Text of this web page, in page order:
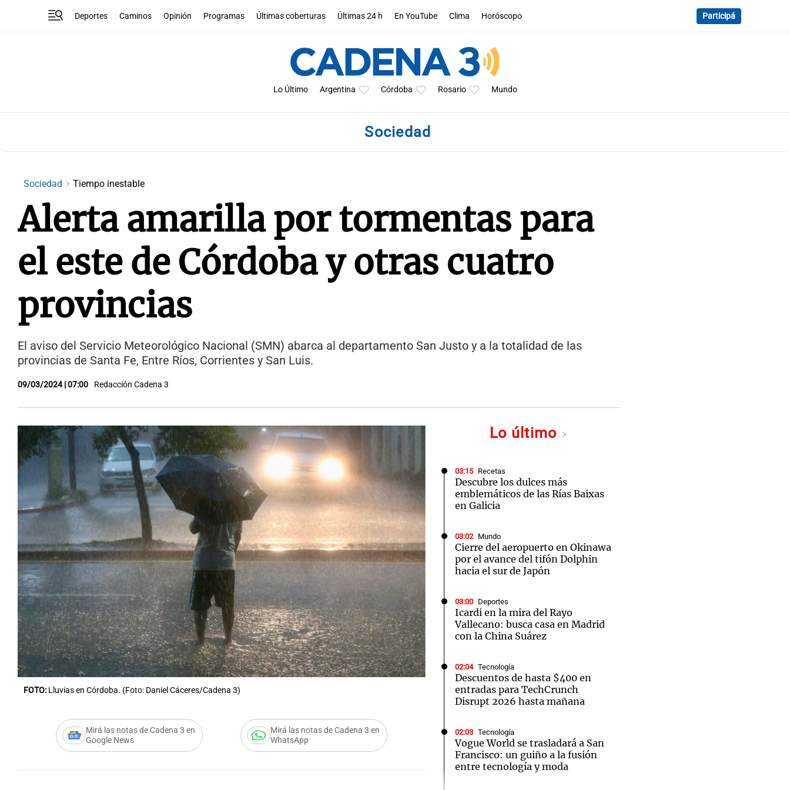
Deportes Caminos Opinión Programas Últimas coberturas Últimas 24 h En YouTube Clima Horóscopo Participá
Lo Último Argentina Córdoba Rosario Mundo
Sociedad
Sociedad Tiempo inestable
Alerta amarilla por tormentas para
el este de Córdoba y otras cuatro
provincias
El aviso del Servicio Meteorológico Nacional (SMN) abarca al departamento San Justo y a la totalidad de las
provincias de Santa Fe, Entre Ríos, Corrientes y San Luis.
09/03/2024 | 07:00 Redacción Cadena 3
FOTO: Lluvias en Córdoba. (Foto: Daniel Cáceres/Cadena 3)
Mirá las notas de Cadena 3 en
Google News
Mirá las notas de Cadena 3 en
WhatsApp
Lo último
03:15 Recetas
Descubre los dulces más
emblemáticos de las Rías Baixas
en Galicia
03:02 Mundo
Cierre del aeropuerto en Okinawa
por el avance del tifón Dolphin
hacia el sur de Japón
03:00 Deportes
Icardi en la mira del Rayo
Vallecano: busca casa en Madrid
con la China Suárez
02:04 Tecnología
Descuentos de hasta $400 en
entradas para TechCrunch
Disrupt 2026 hasta mañana
02:03 Tecnología
Vogue World se trasladará a San
Francisco: un guiño a la fusión
entre tecnología y moda
Notas
Editorial
Notas
Mundial 2026
Notas
La Sole en Cadena 3
Notas
El huracán de Arequito Cadena 3 en Groenlandia